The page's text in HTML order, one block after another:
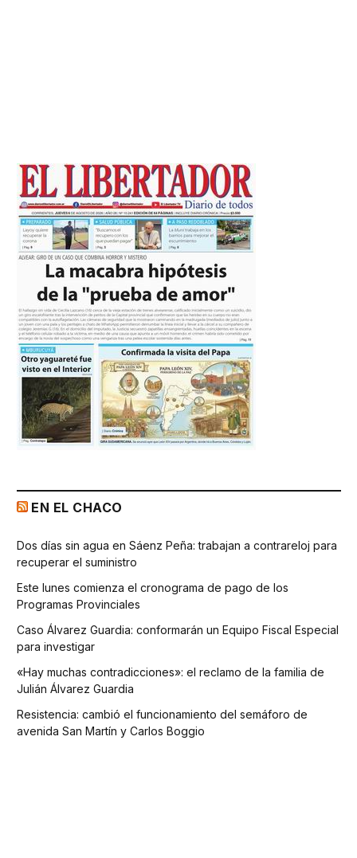
EN EL CHACO
Dos días sin agua en Sáenz Peña: trabajan a contrareloj para
recuperar el suministro
Este lunes comienza el cronograma de pago de los
Programas Provinciales
Caso Álvarez Guardia: conformarán un Equipo Fiscal Especial
para investigar
«Hay muchas contradicciones»: el reclamo de la familia de
Julián Álvarez Guardia
Resistencia: cambió el funcionamiento del semáforo de
avenida San Martín y Carlos Boggio